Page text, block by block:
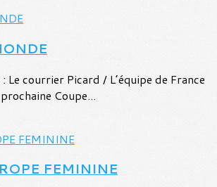
Le courrier Picard / L’équipe de France
Coupe...
FEMININE